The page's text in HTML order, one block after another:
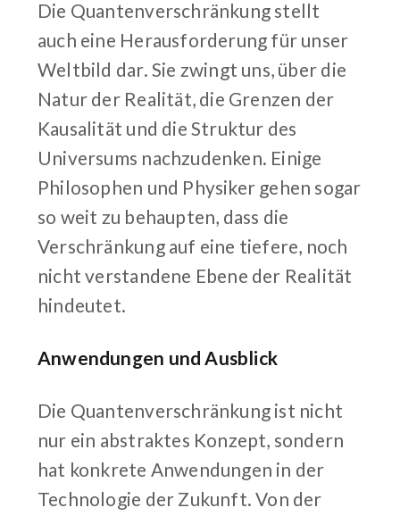
Die Quantenverschränkung stellt
auch eine Herausforderung für unser
Weltbild dar. Sie zwingt uns, über die
Natur der Realität, die Grenzen der
Kausalität und die Struktur des
Universums nachzudenken. Einige
Philosophen und Physiker gehen sogar
so weit zu behaupten, dass die
Verschränkung auf eine tiefere, noch
nicht verstandene Ebene der Realität
hindeutet.
Anwendungen und Ausblick
Die Quantenverschränkung ist nicht
nur ein abstraktes Konzept, sondern
hat konkrete Anwendungen in der
Technologie der Zukunft. Von der